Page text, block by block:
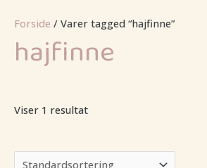
Forside / Varer tagged “hajfinne”
hajfinne
Viser 1 resultat